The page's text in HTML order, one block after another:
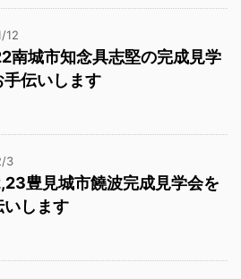
12
南城市知念具志堅の完成見学
手伝いします
3
豊見城市饒波完成見学会を
いします